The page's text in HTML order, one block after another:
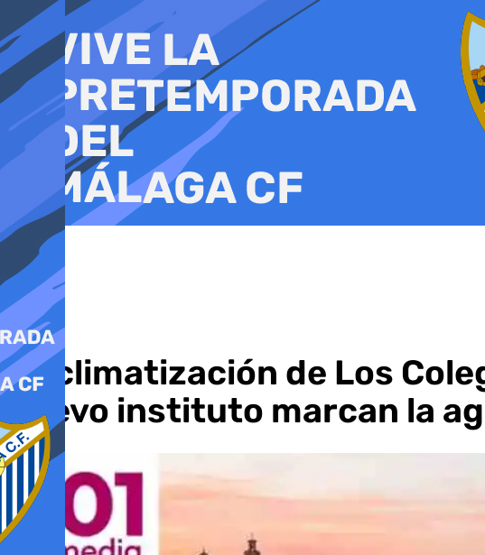
al
contenido
La climatización de Los
nuevo instituto marcan la